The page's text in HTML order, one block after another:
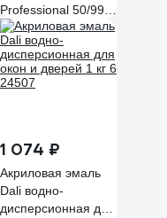
Professional 50/99,
медленный, банка
1.0 л ATP-
TRM50/99-1
1 074 ₽
Акриловая эмаль
Dali водно-
дисперсионная для